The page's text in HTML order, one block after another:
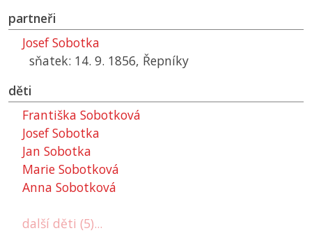
partneři
Josef Sobotka
sňatek: 14. 9. 1856, Řepníky
děti
Františka Sobotková
Josef Sobotka
Jan Sobotka
Marie Sobotková
Anna Sobotková
další děti (5)...